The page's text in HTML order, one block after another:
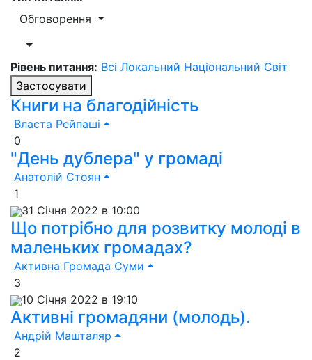
Обговорення
Рівень питання: Всі Локальний Національний Світ
Застосувати
Книги на благодійність
Власта Рейпаші
0
"День дублера" у громаді
Анатолій Стоян
1
31 Січня 2022 в 10:00
Що потрібно для розвитку молоді в
маленьких громадах?
Активна Громада Суми
3
10 Січня 2022 в 19:10
Активні громадяни (молодь).
Андрій Машталяр
2